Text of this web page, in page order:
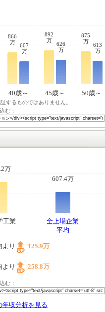
866
万
607
万
892
万
626
万
875
万
613
万
40歳～ 45歳～ 50歳～
するものではありません。
む：
万
607.4万
工業
全上場企業
平均
より 125.9万
より 258.8万
む：
年収分析を見る